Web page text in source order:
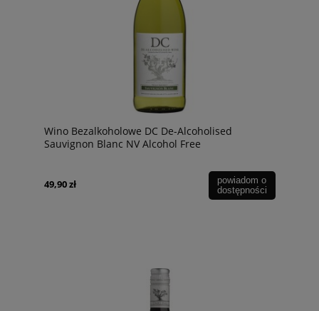
Wino Bezalkoholowe DC De-Alcoholised
Sauvignon Blanc NV Alcohol Free
49,90 zł
powiadom o
dostępności